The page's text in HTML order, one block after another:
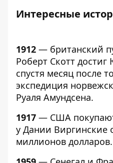
Интересные
1912 — британский
Роберт Скотт
спустя месяц после
экспедиция
Руаля Амундсена.
1917 — США
у Дании Виргинские
миллионов долларов.